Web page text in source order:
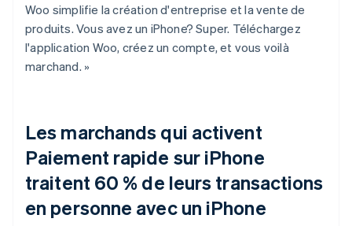
Woo simplifie la création d'entreprise et la vente de
produits. Vous avez un iPhone? Super. Téléchargez
l'application Woo, créez un compte, et vous voilà
marchand. »
Les marchands qui activent
Paiement rapide sur iPhone
traitent 60 % de leurs transactions
en personne avec un iPhone